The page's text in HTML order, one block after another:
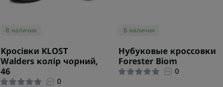
В наличии
Kросівки KLOST
Walders колір чорний,
46
0
В наличии
Нубуковые кроссовки
Forester Biom
0